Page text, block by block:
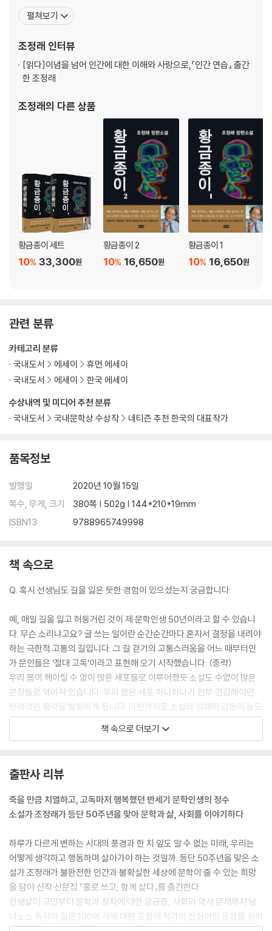
자기의 직업을 사랑하라 ｜ 아내의 편지, 손자의 편지
2부 『태백산맥』 『아리랑』 『한강』의 세계
내가 역사에 대해 쓰는 이유 ｜ 열두 살 소년이 품고 있던 문제의식 ｜ 많
이 읽고, 넓게 보고, 깊이 발견한다 ｜ 소설 속 사실과 허구 ｜ 그들 모두가
내 영혼에 스민 언어 ｜ 블랙리스트, 작품의 앞길을 막다 ｜ 제대로 읽은
사람만이 알 수 있는 것 ｜ 어머니처럼 나를 안아준 벌교 ｜ 민중을 향하는
문학정신 ｜ 작품 속에 작가의 분신이 존재하는가 ｜ 유일무이한 ‘전권 필
사’의 역사 ｜ 왜 『아리랑』을 써야 했는가 ｜ 기꺼이 발로 쓰는 작가가 되
다 ｜ 지형지물이 알려주는 것들 ｜ 역사와 소설 사이의 균형 ｜ 작품이
클수록 주인공은 늘어난다 ｜ 서러운 지평선의 고장, 김제 ｜ 영원하고 유
일한 우리 민족의 노래 ｜ 왜 『한강』을 써야 했는가 ｜ 낭만 없는 세계 여
행, 현지 취재의 어려움 ｜ 작가의 고통은 독자의 감동이 된다 ｜ 효과적인
취재의 비결 ｜ 『한강』 속 사랑 이야기의 의미
3부 문학과 사회, 사회와 문학
사죄하지 않는 일본에게 ｜ 한반도 자존심 회복의 길 ｜ 한국인 없는 한국
와 그 뿌리 ｜ 반민족적 범죄에 공소시효란 없다 ｜ 횡포하는 권력 앞에서
츠계 폭력사태에 대하여 ｜ 신적인 권능이 주어진다면 ｜ 우리 시대의 절
망과 희망 사이 ｜ 여행을 하십시오 ｜ ‘속도’와 ‘편리’ 속의 ‘본질’ ｜ 종이
책의 운명 ｜ 인공지능이 문학작품을 쓴다면 ｜ 새로운 싸움, 스마트폰에
의 선전포고 ｜ 나무와 숲의 상관관계를 보는 안목 ｜ 불평만으로는 아무
것도 바꾸지 못한다 ｜ 졸혼에 대하여 ｜ 행복과 평화를 물려주고 싶어서
｜ 젊은이에게 전하는 네 가지 당부
『어떤 전설』, 『20년을 비가 내리는 땅』, 『황토』, 『한, 그 그늘의 자리』,
중편 『유형의 땅』, 장편소설 『대장경』, 『불놀이』 『인간 연습』, 『사람
선 나무』,
펼쳐보기
조정래 인터뷰
[읽다]이념을 넘어 인간에 대한 이해와 사랑으로,『인간 연습』 출간
한 조정래
조정래의 다른 상품
황금종이 세트
33,300원
10%
황금종이 2
16,650원
10%
황금종이 1
16,650원
10%
관련 분류
수상내역 및 미디어 추천 분류
국내도서
국내문학상 수상작 네티즌 추천 한국의 대표작가
카테고리 분류
국내도서
에세이
휴먼 에세이
국내도서
에세이 한국 에세이
품목정보
발행일
2020년 10월 15일
쪽수, 무게, 크기
380쪽 | 502g | 144*210*19mm
ISBN13
9788965749998
책 속으로
Q. 혹시 선생님도 길을 잃은 듯한 경험이 있으셨는지 궁금합니다.
예, 매일 길을 잃고 허둥거린 것이 제 문학인생 50년이라고 할 수 있습니
다. 무슨 소리냐고요? 글 쓰는 일이란 순간순간마다 혼자서 결정을 내려야
하는 극한적 고통의 길입니다. 그 길 걷기의 고통스러움을 어느 때부터인
가 문인들은 ‘절대 고독’이라고 표현해 오기 시작했습니다. (중략)
우리 몸이 헤아릴 수 없이 많은 세포들로 이루어졌듯 소설도 수없이 많은
문장들로 엮어져 있습니다. 우리 몸은 세포 하나하나가 전부 건강해야만
탄력적인 활력을 발휘하게 됩니다. 마찬가지로 소설의 성패와 감동의 농도
는 한 문장, 한 문장의 완벽도가 쌓여 결정나게 됩니다. 그러므로 모든 작가
들은 한 문장, 한 문장을 쓸 때마다 무의식적으로, 자동적으로 초긴장 상태
문장을 쓰려고 하는 그 순간순간의 긴장은 어쩌면 작가들에게는 순간순간
닥쳐오는 좌절이 아닐까 합니다. 그 무수하게 밀어닥치는 좌절을 박차며
새 문장 하나를 이루어내는 것, 그것이 소설 쓰기의 어려움이고 고통일 것
--- 「나도 매일 길을 잃는다」 중에서
Q. 만약 쉰이 넘어서 첫 글, 첫 책을 쓰는 운명으로 다시 태어난다면 어떤
심정과 자세이실까요?
저는 28세부터 3년 동안 중고등학교 선생을 했고, 유신 바람에 휘말려 교
직을 떠난 다음에 5년여 동안 불안하게 잡지사와 출판사를 떠돌며 글을 많
책 속으로 더보기
출판사 리뷰
죽을 만큼 치열하고, 고독마저 행복했던 반세기 문학인생의 정수
소설가 조정래가 등단 50주년을 맞아 문학과 삶, 사회를 이야기하다
하루가 다르게 변하는 시대의 풍경과 한 치 앞도 알 수 없는 미래, 우리는
어떻게 생각하고 행동하며 살아가야 하는 것일까. 등단 50주년을 맞은 소
설가 조정래가 불완전한 인간과 불확실한 세상에 문학이 줄 수 있는 희망
을 담아 신작 산문집 『홀로 쓰고, 함께 살다』를 출간한다.
인생살이 고민부터 문학과 창작에 대한 궁금증, 사회와 역사 문제까지 남
녀노소 독자의 질문 100여 개에 대한 조정래 작가의 진심어린 응답을 정리